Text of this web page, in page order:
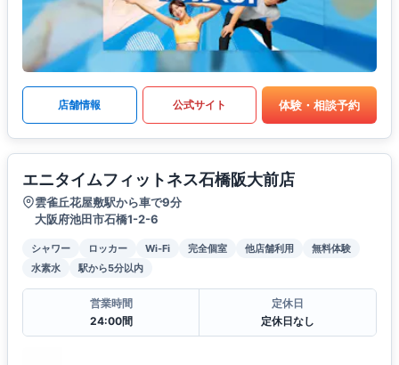
店舗情報 公式サイト 体験・相談予約
エニタイムフィットネス石橋阪大前店
雲雀丘花屋敷駅から車で9分
大阪府池田市石橋1-2-6
シャワー ロッカー Wi-Fi 完全個室 他店舗利用
無料体験
水素水
駅から5分以内
営業時間
24:00間
定休日
定休日なし